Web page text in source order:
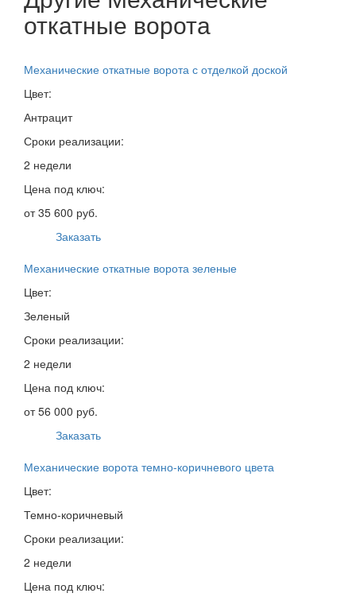
откатные ворота
Механические откатные ворота с отделкой доской
Цвет:
Антрацит
Сроки реализации:
2 недели
Цена под ключ:
от 35 600 руб.
Заказать
Механические откатные ворота зеленые
Цвет:
Зеленый
Сроки реализации:
2 недели
Цена под ключ:
от 56 000 руб.
Заказать
Механические ворота темно-коричневого цвета
Цвет:
Темно-коричневый
Сроки реализации:
2 недели
Цена под ключ: